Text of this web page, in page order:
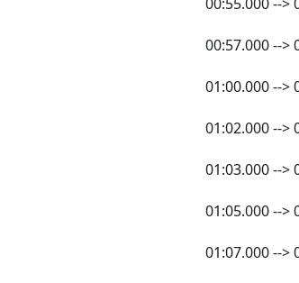
00:57.000 -->
01:00.000 -->
01:02.000 -->
01:03.000 -->
01:05.000 -->
01:07.000 -->